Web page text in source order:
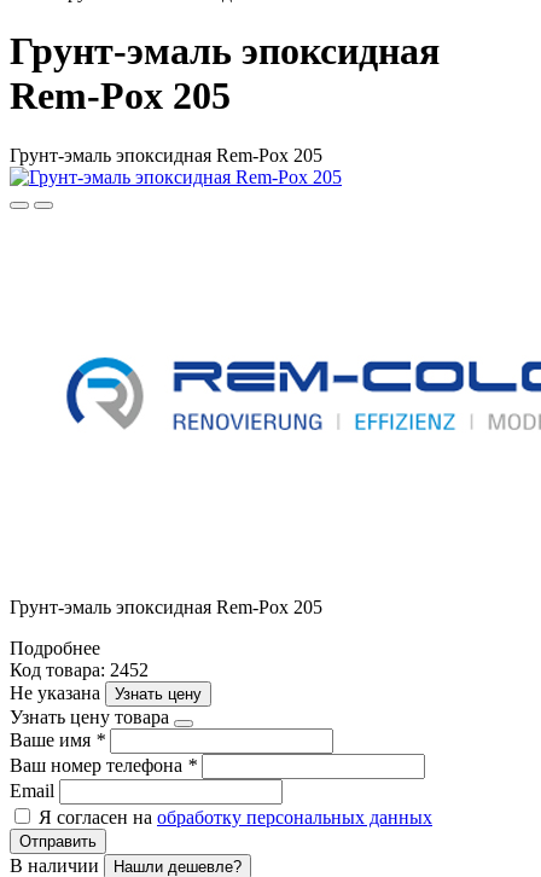
Грунт-эмаль эпоксидная
Rem-Pox 205
Грунт-эмаль эпоксидная Rem-Pox 205
Грунт-эмаль эпоксидная Rem-Pox 205
Подробнее
Код товара: 2452
Не указана
Узнать цену
Узнать цену товара
Ваше имя *
Ваш номер телефона *
Email
Я согласен на обработку персональных данных
Отправить
В наличии
Нашли дешевле?